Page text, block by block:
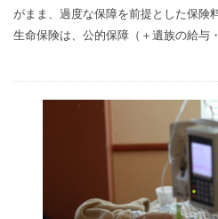
がまま、過度な保障を前提とした保険
生命保険は、公的保障（＋遺族の給与